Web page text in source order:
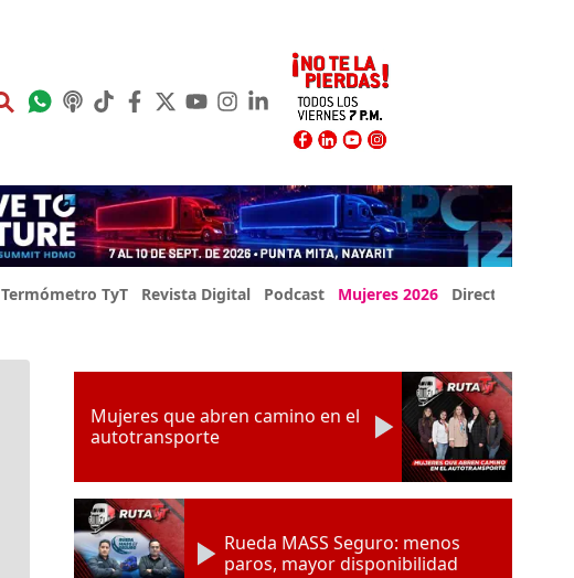
Termómetro TyT Revista Digital Podcast Mujeres 2026 Directorio Expo
Mujeres que abren camino en el
autotransporte
Rueda MASS Seguro: menos
paros, mayor disponibilidad